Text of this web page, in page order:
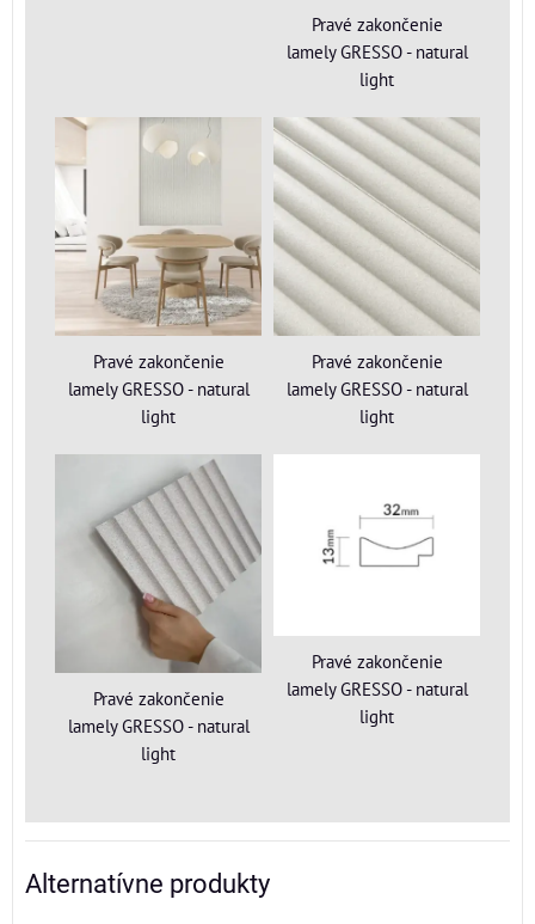
Pravé zakončenie
lamely GRESSO - natural
light
Pravé zakončenie
lamely GRESSO - natural
light
Pravé zakončenie
lamely GRESSO - natural
light
Pravé zakončenie
lamely GRESSO - natural
light
Pravé zakončenie
lamely GRESSO - natural
light
Alternatívne produkty